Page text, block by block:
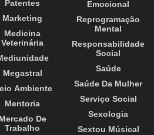
Patentes
Marketing
Medicina
Veterinária
Megastral
Ambiente
Mentoria
Mercado De
Trabalho
Emocional
Reprogramação
Mental
Responsabilidade
Social
Saúde
Saúde Da Mulher
Serviço Social
Sexologia
Sextou Músical